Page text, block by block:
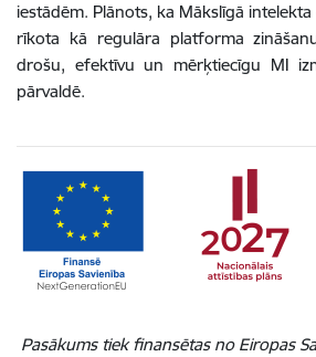
iestādēm. Plānots, ka Mākslīgā
rīkota kā regulāra platforma
drošu, efektīvu un mērķtiecīgu MI
pārvaldē.
Pasākums tiek finansētas no Eiropas